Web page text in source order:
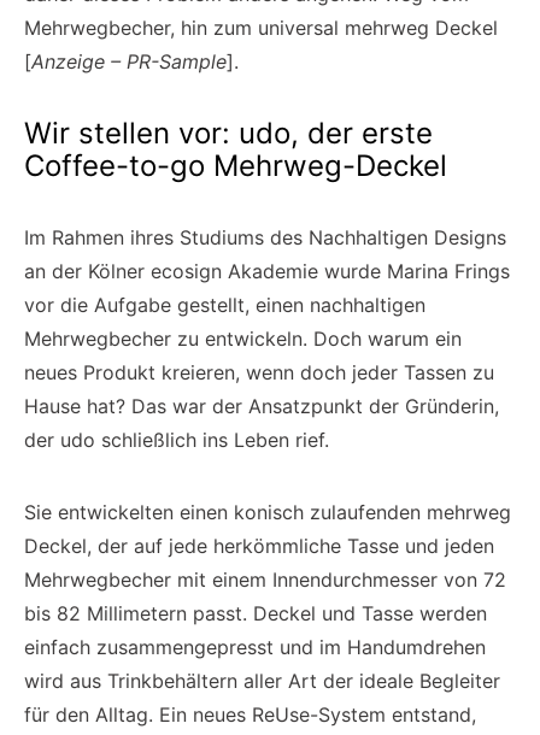
Mehrwegbecher, hin zum universal mehrweg Deckel
[Anzeige – PR-Sample].
Wir stellen vor: udo, der erste
Coffee-to-go Mehrweg-Deckel
Im Rahmen ihres Studiums des Nachhaltigen Designs
an der Kölner ecosign Akademie wurde Marina Frings
vor die Aufgabe gestellt, einen nachhaltigen
Mehrwegbecher zu entwickeln. Doch warum ein
neues Produkt kreieren, wenn doch jeder Tassen zu
Hause hat? Das war der Ansatzpunkt der Gründerin,
der udo schließlich ins Leben rief.
Sie entwickelten einen konisch zulaufenden mehrweg
Deckel, der auf jede herkömmliche Tasse und jeden
Mehrwegbecher mit einem Innendurchmesser von 72
bis 82 Millimetern passt. Deckel und Tasse werden
einfach zusammengepresst und im Handumdrehen
wird aus Trinkbehältern aller Art der ideale Begleiter
für den Alltag. Ein neues ReUse-System entstand,